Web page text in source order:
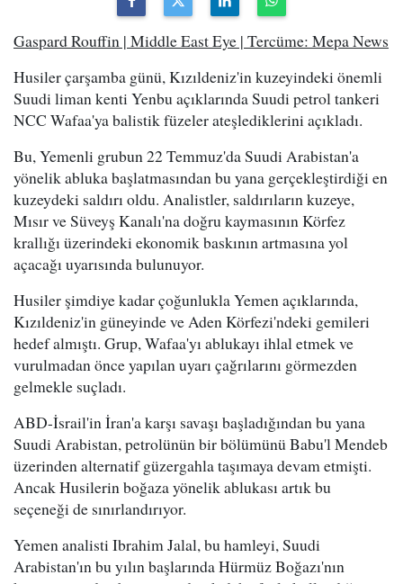
Gaspard Rouffin | Middle East Eye | Tercüme: Mepa News
Husiler çarşamba günü, Kızıldeniz'in kuzeyindeki önemli
Suudi liman kenti Yenbu açıklarında Suudi petrol tankeri
NCC Wafaa'ya balistik füzeler ateşlediklerini açıkladı.
Bu, Yemenli grubun 22 Temmuz'da Suudi Arabistan'a
yönelik abluka başlatmasından bu yana gerçekleştirdiği en
kuzeydeki saldırı oldu. Analistler, saldırıların kuzeye,
Mısır ve Süveyş Kanalı'na doğru kaymasının Körfez
krallığı üzerindeki ekonomik baskının artmasına yol
açacağı uyarısında bulunuyor.
Husiler şimdiye kadar çoğunlukla Yemen açıklarında,
Kızıldeniz'in güneyinde ve Aden Körfezi'ndeki gemileri
hedef almıştı. Grup, Wafaa'yı ablukayı ihlal etmek ve
vurulmadan önce yapılan uyarı çağrılarını görmezden
gelmekle suçladı.
ABD-İsrail'in İran'a karşı savaşı başladığından bu yana
Suudi Arabistan, petrolünün bir bölümünü Babu'l Mendeb
üzerinden alternatif güzergahla taşımaya devam etmişti.
Ancak Husilerin boğaza yönelik ablukası artık bu
seçeneği de sınırlandırıyor.
Yemen analisti Ibrahim Jalal, bu hamleyi, Suudi
Arabistan'ın bu yılın başlarında Hürmüz Boğazı'nın